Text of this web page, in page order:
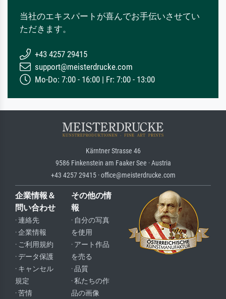
当社のエキスパートが喜んでお手伝いさせてい
ただきます。
+43 4257 29415
support@meisterdrucke.com
Mo-Do: 7:00 - 16:00 | Fr: 7:00 - 13:00
Kärntner Strasse 46
9586 Finkenstein am Faaker See · Austria
+43 4257 29415 · office@meisterdrucke.com
企業情報＆
問い合わせ
· 連絡先
· 企業情報
· ご利用規約
· データ保護
· キャンセル
規定
· 苦情
その他の情
報
· 自分の写真
を使用
· アート作品
を売る
· 品質
· 私たちの作
品の画像